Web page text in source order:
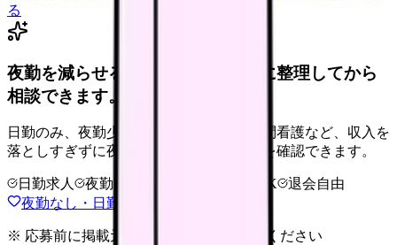
る
夜勤を減らせる職場タイプを、先に整理してから
相談できます。
日勤のみ、夜勤少なめ、クリニック、訪問看護など、収入を
落としすぎずに夜勤負担を下げる選択肢を確認できます。
日勤求人 夜勤回数を相談 LINE相談OK
退会自由
夜勤なし・日勤求人の探し方を見る
※ 応募前に掲載元の最新情報を確認してください